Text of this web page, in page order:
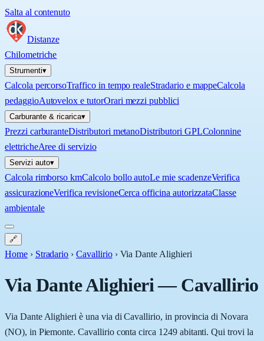
Salta al contenuto
Distanze
Chilometriche
Strumenti▾
Calcola percorsoTraffico in tempo realeStradario e mappeCalcola
pedaggioAutovelox e tutorOrari mezzi pubblici
Carburante & ricarica▾
Prezzi carburanteDistributori metanoDistributori GPLColonnine
elettricheAree di servizio
Servizi auto▾
Calcola rimborso kmCalcolo bollo autoLe mie scadenzeVerifica
assicurazioneVerifica revisioneCerca officina autorizzataClasse
ambientale
🔗
Home › Stradario › Cavallirio › Via Dante Alighieri
Via Dante Alighieri—Cavallirio
Via Dante Alighieri è una via di Cavallirio, in provincia di Novara
(NO), in Piemonte. Cavallirio conta circa 1249 abitanti. Qui trovi la